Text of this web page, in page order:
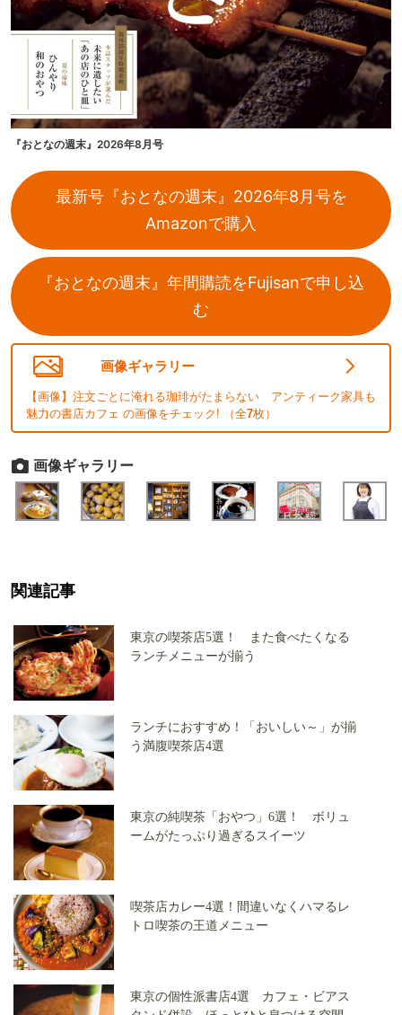
『おとなの週末』2026年8月号
最新号『おとなの週末』2026年8月号を
Amazonで購入
『おとなの週末』年間購読をFujisanで申し込
む
画像ギャラリー
【画像】注文ごとに淹れる珈琲がたまらない アンティーク家具も
魅力の書店カフェ の画像をチェック! （全7枚）
画像ギャラリー
関連記事
東京の喫茶店5選！ また食べたくなる
ランチメニューが揃う
ランチにおすすめ！「おいしい～」が揃
う満腹喫茶店4選
東京の純喫茶「おやつ」6選！ ボリュ
ームがたっぷり過ぎるスイーツ
喫茶店カレー4選！間違いなくハマるレ
トロ喫茶の王道メニュー
東京の個性派書店4選 カフェ・ビアス